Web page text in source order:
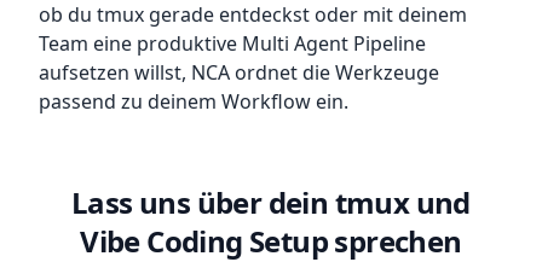
ob du tmux gerade entdeckst oder mit deinem
Team eine produktive Multi Agent Pipeline
aufsetzen willst, NCA ordnet die Werkzeuge
passend zu deinem Workflow ein.
Lass uns über dein tmux und
Vibe Coding Setup sprechen